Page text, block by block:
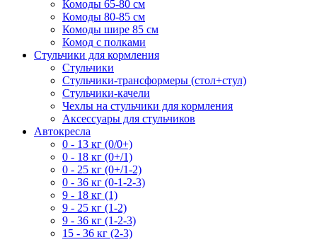
Комоды 65-80 см
Комоды 80-85 см
Комоды шире 85 см
Комод с полками
Стульчики для кормления
Стульчики
Стульчики-трансформеры (стол+стул)
Стульчики-качели
Чехлы на стульчики для кормления
Аксессуары для стульчиков
Автокресла
0 - 13 кг (0/0+)
0 - 18 кг (0+/1)
0 - 25 кг (0+/1-2)
0 - 36 кг (0-1-2-3)
9 - 18 кг (1)
9 - 25 кг (1-2)
9 - 36 кг (1-2-3)
15 - 36 кг (2-3)